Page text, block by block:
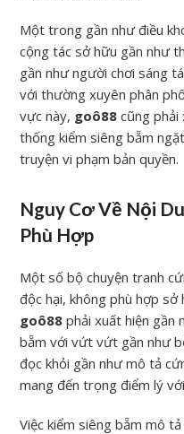
Một trong gần như điều
cộng tác sở hữu gần như
gần như người chơi sáng
với thường xuyên phân
vực này, goô88 cũng phải
thống kiểm siêng bẵm
truyện vi phạm bản quyền.
Nguy Cơ Về Nội
Phù Hợp
Một số bộ chuyện tranh
độc hại, không phù hợp
goô88 phải xuất hiện gần
bẵm với vứt vứt gần như
đọc khỏi gần như mô tả
mang đến trọng điểm lý
Việc kiểm siêng bẵm mô